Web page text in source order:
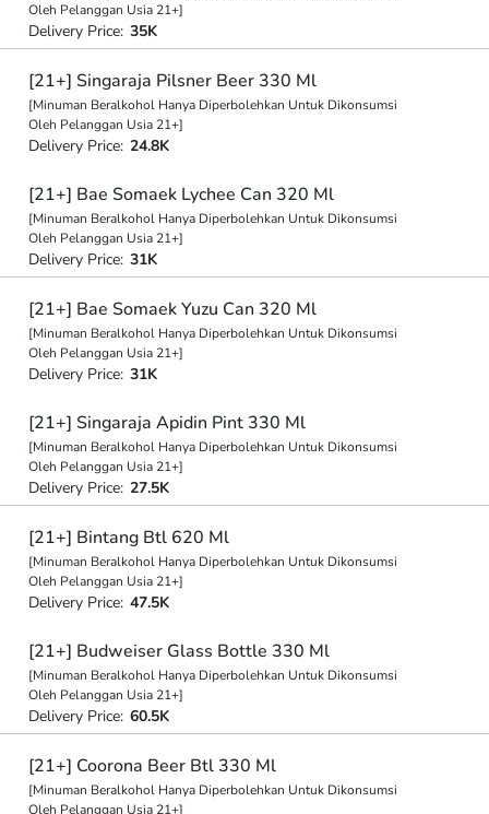
Oleh Pelanggan Usia 21+]
Delivery Price: 35K
[21+] Singaraja Pilsner Beer 330 Ml
[Minuman Beralkohol Hanya Diperbolehkan Untuk Dikonsumsi
Oleh Pelanggan Usia 21+]
Delivery Price: 24.8K
[21+] Bae Somaek Lychee Can 320 Ml
[Minuman Beralkohol Hanya Diperbolehkan Untuk Dikonsumsi
Oleh Pelanggan Usia 21+]
Delivery Price: 31K
[21+] Bae Somaek Yuzu Can 320 Ml
[Minuman Beralkohol Hanya Diperbolehkan Untuk Dikonsumsi
Oleh Pelanggan Usia 21+]
Delivery Price: 31K
[21+] Singaraja Apidin Pint 330 Ml
[Minuman Beralkohol Hanya Diperbolehkan Untuk Dikonsumsi
Oleh Pelanggan Usia 21+]
Delivery Price: 27.5K
[21+] Bintang Btl 620 Ml
[Minuman Beralkohol Hanya Diperbolehkan Untuk Dikonsumsi
Oleh Pelanggan Usia 21+]
Delivery Price: 47.5K
[21+] Budweiser Glass Bottle 330 Ml
[Minuman Beralkohol Hanya Diperbolehkan Untuk Dikonsumsi
Oleh Pelanggan Usia 21+]
Delivery Price: 60.5K
[21+] Coorona Beer Btl 330 Ml
[Minuman Beralkohol Hanya Diperbolehkan Untuk Dikonsumsi
Oleh Pelanggan Usia 21+]